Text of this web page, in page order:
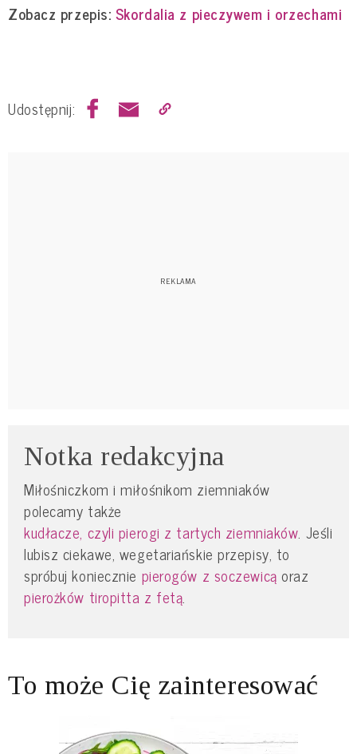
Zobacz przepis: Skordalia z pieczywem i orzechami
Udostępnij:
Notka redakcyjna
Miłośniczkom i miłośnikom ziemniaków
polecamy także
kudłacze, czyli pierogi z tartych ziemniaków. Jeśli
lubisz ciekawe, wegetariańskie przepisy, to
spróbuj koniecznie pierogów z soczewicą oraz
pierożków tiropitta z fetą.
To może Cię zainteresować